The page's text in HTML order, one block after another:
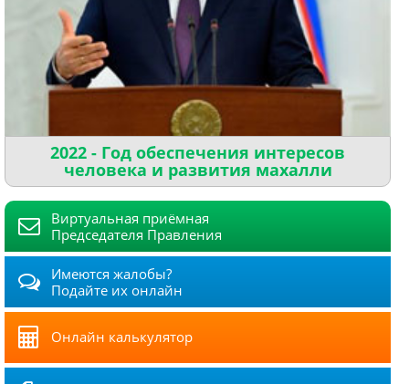
2022 - Год обеспечения интересов
человека и развития махалли
Виртуальная приёмная
Председателя Правления
Имеются жалобы?
Подайте их онлайн
Онлайн калькулятор